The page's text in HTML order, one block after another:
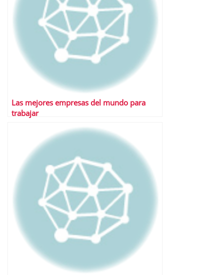
Las mejores empresas del mundo para
trabajar